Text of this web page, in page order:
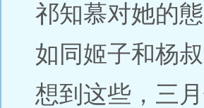
祁知慕对她的
如同姬子和杨
想到这些，三